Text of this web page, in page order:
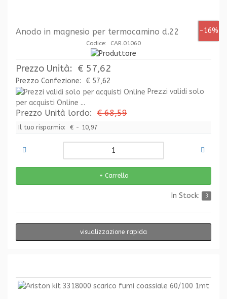
-16%
Anodo in magnesio per termocamino d.22
Codice: CAR.01060
Prezzo Unità: € 57,62
Prezzo Confezione:
€ 57,62
Prezzi validi solo
per acquisti Online ...
Prezzo Unità lordo: € 68,59
Il tuo risparmio: € - 10,97
In Stock: 3
visualizzazione rapida